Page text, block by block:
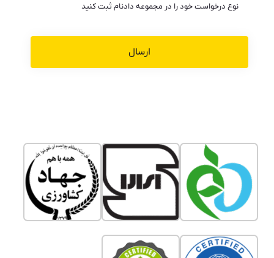
نوع درخواست خود را در مجموعه دادنام ثبت کنید